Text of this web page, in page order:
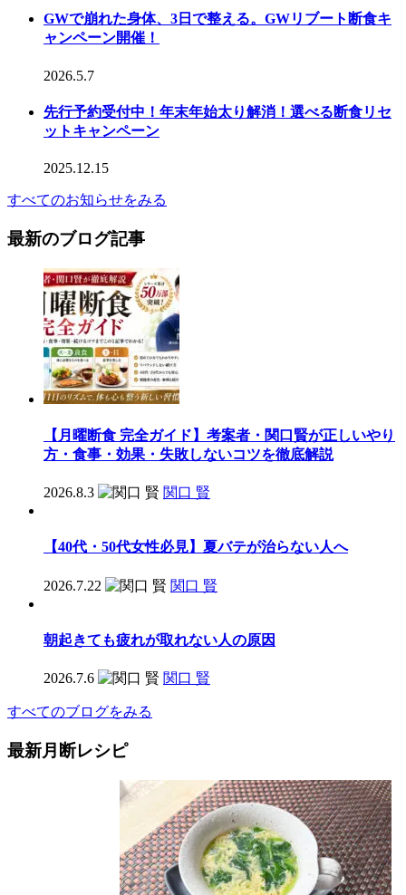
GWで崩れた身体、3日で整える。GWリブート断食キ
ャンペーン開催！
2026.5.7
先行予約受付中！年末年始太り解消！選べる断食リセ
ットキャンペーン
2025.12.15
すべてのお知らせをみる
最新のブログ記事
【月曜断食 完全ガイド】考案者・関口賢が正しいやり
方・食事・効果・失敗しないコツを徹底解説
2026.8.3 関口 賢
【40代・50代女性必見】夏バテが治らない人へ
2026.7.22 関口 賢
朝起きても疲れが取れない人の原因
2026.7.6 関口 賢
すべてのブログをみる
最新月断レシピ